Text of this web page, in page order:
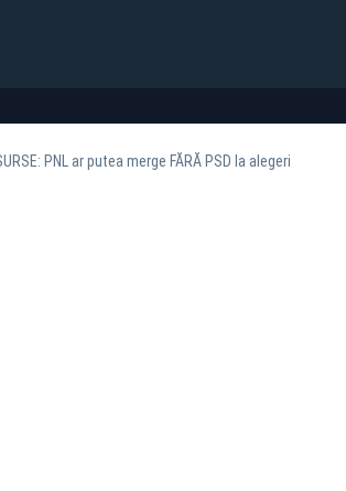
PNL ar putea merge FĂRĂ PSD la alegeri